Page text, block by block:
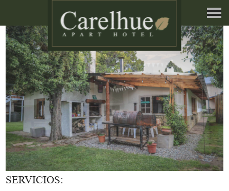
SERVICIOS: